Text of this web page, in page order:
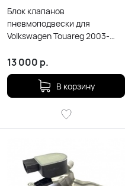
Блок клапанов
пневмоподвески для
Volkswagen Touareg 2003-
13 000 р.
В корзину